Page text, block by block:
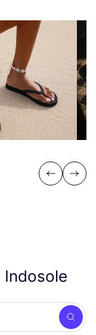
Previous
Next
Indosole